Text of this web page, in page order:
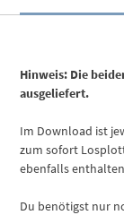
Hinweis: Die
ausgeliefert.
Im Download ist
zum sofort
ebenfalls
Du benötigst nur